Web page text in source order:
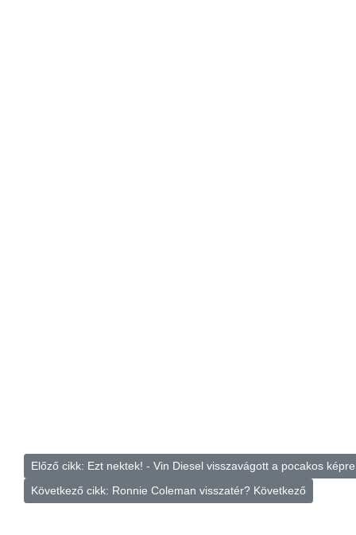
Előző cikk: Ezt nektek! - Vin Diesel visszavágott a pocakos
Következő cikk: Ronnie Coleman visszatér? Következő